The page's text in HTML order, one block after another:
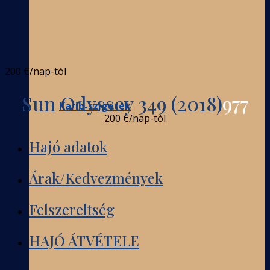
Karib-szigetek
200 €/nap-tól
Sun Odyssey 349 (2018)977
200 €/nap-tól
Hajó adatok
Árak/Kedvezmények
Felszereltség
HAJÓ ÁTVÉTELE